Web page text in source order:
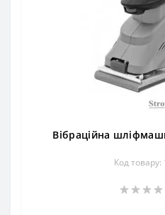
Вібраційна
Код товару: